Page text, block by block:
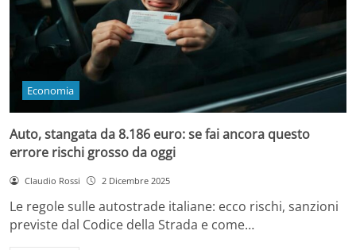
Economia
Auto, stangata da 8.186 euro: se fai ancora questo
errore rischi grosso da oggi
Claudio Rossi 2 Dicembre 2025
Le regole sulle autostrade italiane: ecco rischi, sanzioni
previste dal Codice della Strada e come…